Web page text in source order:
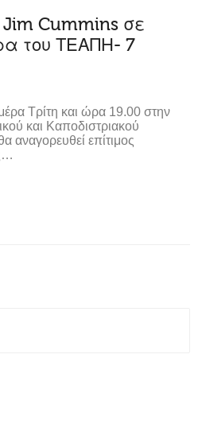
Cummins σε
του ΤΕΑΠΗ- 7
Τρίτη και ώρα 19.00 στην
και Καποδιστριακού
αναγορευθεί επίτιμος